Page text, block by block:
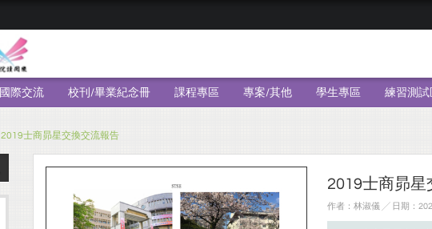
國際交流 校刊/畢業紀念冊 課程專區 專案/其他 學生專區 練習測試
2019士商昴星交換交流報告
2019士商昴星
作者：林淑儀 ╱ 日期：